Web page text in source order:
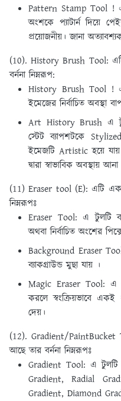
Pattern Stamp Tool !
অংশকে প্যাটার্ন দিয়ে
প্রয়ােজনীয়। জানা
(10). History Brush Tool:
বর্ননা নিম্নরূপ:
History Brush Tool ! এ
ইমেজের নির্বাচিত অবস্থা
Art History Brush এ
স্টেট ব্যাপশটকে
ইমেজটি Artistic হয়ে
দ্বারা স্বাভাবিক অবস্থায়
(11) Eraser tool (E):এটি
নিম্নরূপঃ
Eraser Tool: এ টুলটি
অথবা নির্বাচিত অংশের
Background Eraser
ব্যাকগ্রাউন্ড মুছা যায় ।
Magic Eraser Tool: এ
করলে স্বংক্রিয়ভাবে একই
দেয়।
(12). Gradient/PaintBucket
আছে তার বর্ননা নিম্নরূপঃ
Gradient Tool: এ
Gradient, Radial
Gradient, Diamond